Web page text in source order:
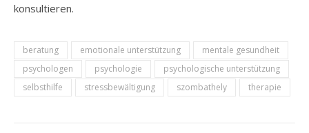
konsultieren.
beratung emotionale unterstützung
mentale gesundheit
psychologen
psychologie
psychologische unterstützung
selbsthilfe
stressbewältigung szombathely therapie